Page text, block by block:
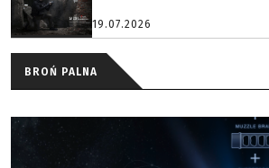
19.07.2026
BROŃ PALNA